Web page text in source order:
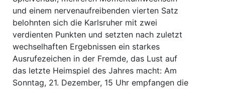
und einem nervenaufreibenden vierten Satz
belohnten sich die Karlsruher mit zwei
verdienten Punkten und setzten nach zuletzt
wechselhaften Ergebnissen ein starkes
Ausrufezeichen in der Fremde, das Lust auf
das letzte Heimspiel des Jahres macht: Am
Sonntag, 21. Dezember, 15 Uhr empfangen die